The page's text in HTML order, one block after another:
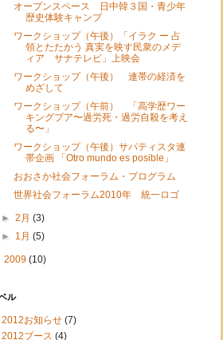
オープンスペース 日中韓３国・青少年
歴史体験キャンプ
ワークショップ（午後）「イラク ー 占
領とたたかう 真実を映す民衆のメデ
ィア サナテレビ」上映会
ワークショップ（午後） 連帯の経済を
めざして
ワークショップ（午前） 「高学歴ワー
キングプア〜過労死・過労自殺を考え
る〜」
ワークショップ（午後）サパティスタ連
帯企画 「Otro mundo es posible」
おおさか社会フォーラム・プログラム
世界社会フォーラム2010年 統一ロゴ
►2月(3)
► 1月(5)
2009 (10)
ル
2012お知らせ (7)
2012ブース (4)